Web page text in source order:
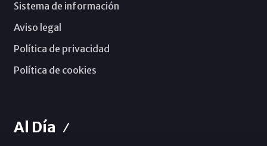
Sistema de información
Aviso legal
Política de privacidad
Política de cookies
Al Día